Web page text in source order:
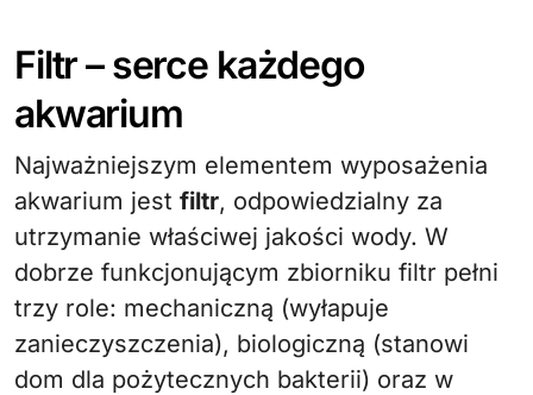
Filtr – serce każdego
akwarium
Najważniejszym elementem wyposażenia
akwarium jest filtr, odpowiedzialny za
utrzymanie właściwej jakości wody. W
dobrze funkcjonującym zbiorniku filtr pełni
trzy role: mechaniczną (wyłapuje
zanieczyszczenia), biologiczną (stanowi
dom dla pożytecznych bakterii) oraz w